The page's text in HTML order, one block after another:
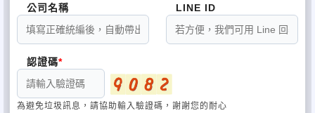
公司名稱 LINE ID
認證碼
為避免垃圾訊息，請協助輸入驗證碼，謝謝您的耐心